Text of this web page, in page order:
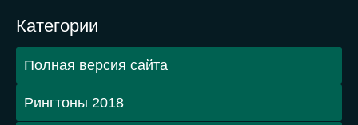
Категории
Полная версия сайта
Рингтоны 2018